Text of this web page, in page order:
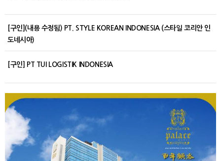
[구인](내용 수정됨) PT. STYLE KOREAN INDONESIA (스타일 코리안 인
도네시아)
[구인] PT TUI LOGISTIK INDONESIA